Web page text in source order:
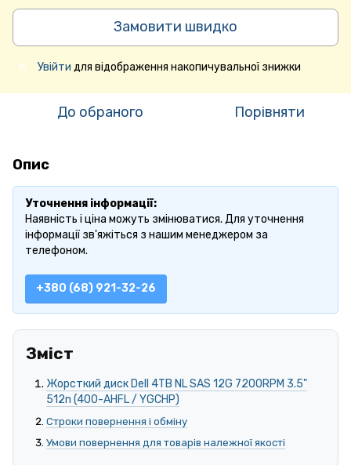
Замовити швидко
% Увійти для відображення накопичувальної знижки
До обраного Порівняти
Опис
Уточнення інформації:
Наявність і ціна можуть змінюватися. Для уточнення
інформації зв'яжіться з нашим менеджером за
телефоном.
+380 (68) 921-32-26
Зміст
Жорсткий диск Dell 4TB NL SAS 12G 7200RPM 3.5"
512n (400-AHFL / YGCHP)
Строки повернення і обміну
Умови повернення для товарів належної якості